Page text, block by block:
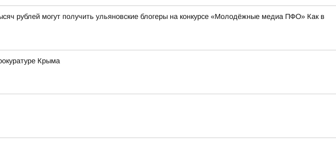
рублей могут получить ульяновские блогеры на конкурсе «Молодёжные медиа ПФО» Как в
Крыма